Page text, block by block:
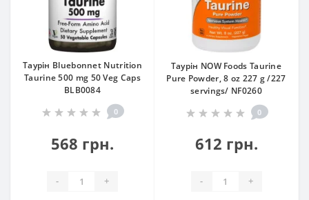
Таурін Bluebonnet Nutrition
Taurine 500 mg 50 Veg Caps
BLB0084
0
568 грн.
- +
Таурін NOW Foods Taurine
Pure Powder, 8 oz 227 g /227
servings/ NF0260
0
612 грн.
- +